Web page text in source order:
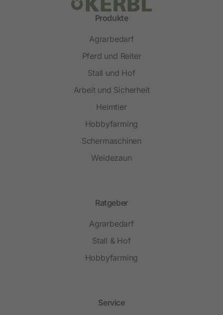
Produkte
Agrarbedarf
Pferd und Reiter
Stall und Hof
Arbeit und Sicherheit
Heimtier
Hobbyfarming
Schermaschinen
Weidezaun
Ratgeber
Agrarbedarf
Stall & Hof
Hobbyfarming
Service